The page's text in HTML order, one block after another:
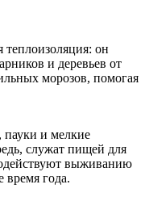
теплоизоляция: он
и деревьев от
морозов, помогая
и мелкие
служат пищей для
выживанию
время года.